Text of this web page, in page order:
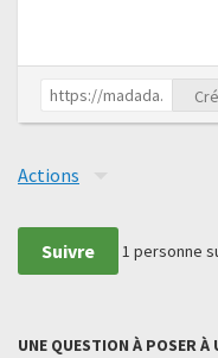
Actions
Suivre 1 personne
UNE QUESTION À POSER